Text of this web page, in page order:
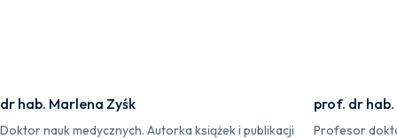
dr hab. Marlena Zyśk
Doktor nauk medycznych. Autorka książek i publikacji
prof. dr hab.
Profesor